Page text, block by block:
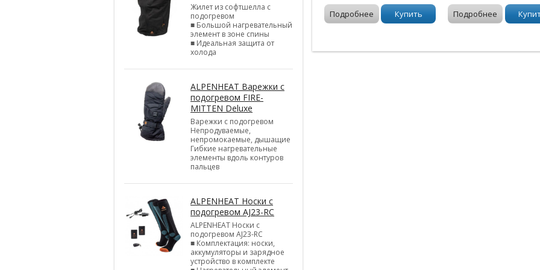
Жилет из софтшелла с
подогревом
■ Большой нагревательный
элемент в зоне спины
■ Идеальная защита от
холода
ALPENHEAT Варежки с
подогревом FIRE-
MITTEN Deluxe
Варежки с подогревом
Непродуваемые,
непромокаемые, дышащие
Гибкие нагревательные
элементы вдоль контуров
пальцев
ALPENHEAT Носки с
подогревом AJ23-RC
ALPENHEAT Носки с
подогревом AJ23-RC
■ Комплектация: носки,
аккумуляторы и зарядное
устройство в комплекте
Подробнее Купить Подробнее